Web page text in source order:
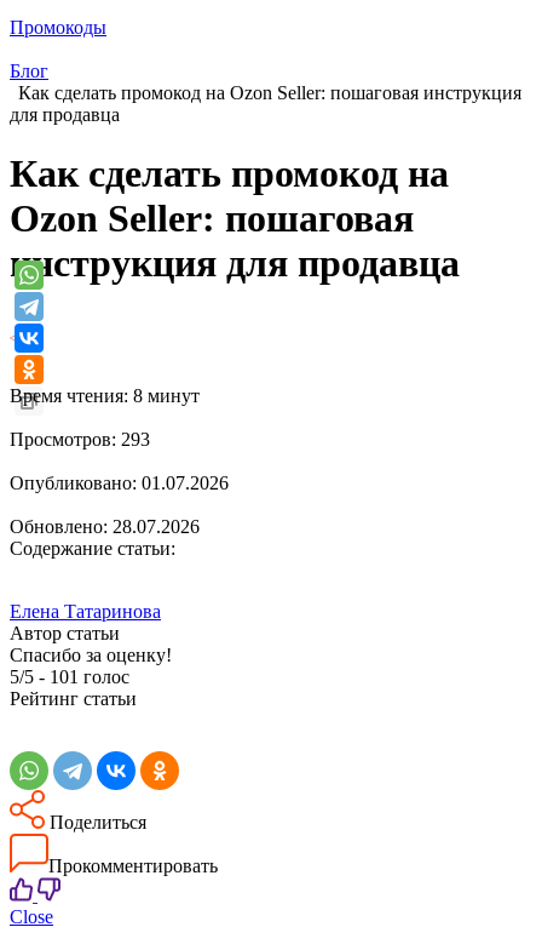
Промокоды
Блог
Как сделать промокод на Ozon Seller: пошаговая инструкция
для продавца
Как сделать промокод на
Ozon Seller: пошаговая
инструкция для продавца
Время чтения: 8 минут
Просмотров: 293
Опубликовано: 01.07.2026
Обновлено: 28.07.2026
Содержание статьи:
Елена Татаринова
Автор статьи
Спасибо за оценку!
5/5 - 101 голос
Рейтинг статьи
Поделиться
Прокомментировать
Close